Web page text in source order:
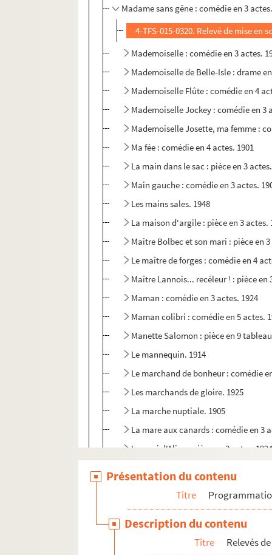
Madame sans gêne : comédie en 3
4-TFS-015-0320. Relevé de mise en
Mademoiselle : comédie en 3 actes.
Mademoiselle de Belle-Isle : drame
Mademoiselle Flûte : comédie en 4
Mademoiselle Jockey : comédie en 3
Mademoiselle Josette, ma femme :
Ma fée : comédie en 4 actes. 1901
La main dans le sac : pièce en 3
Main gauche : comédie en 3 actes.
Les mains sales. 1948
La maison d'argile : pièce en 3 actes.
Maître Bolbec et son mari : pièce en 3
Le maître de forges : comédie en 4
Maître Lannois... recéleur ! : pièce en
Maman : comédie en 3 actes. 1924
Maman colibri : comédie en 5 actes.
Manette Salomon : pièce en 9
Le mannequin. 1914
Le marchand de bonheur : comédie
Les marchands de gloire. 1925
La marche nuptiale. 1905
La mare aux canards : comédie en 3
Le mari d'Aline : pièce en 3 actes.
Les marionnettes : comédie en 4
Marius : pièce en 4 actes. 1929
Présentation du contenu
Titre
Description du contenu
Titre Relevés